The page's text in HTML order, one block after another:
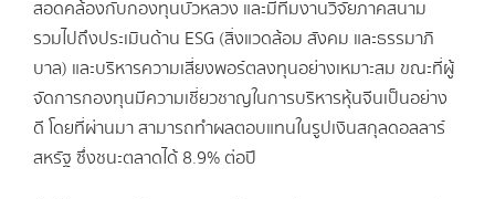
สอดคล้องกับกองทุนบัวหลวง และมีทีมงานวิจัยภาคสนาม
รวมไปถึงประเมินด้าน ESG (สิ่งแวดล้อม สังคม และธรรมาภิ
บาล) และบริหารความเสี่ยงพอร์ตลงทุนอย่างเหมาะสม ขณะที่ผู้
จัดการกองทุนมีความเชี่ยวชาญในการบริหารหุ้นจีนเป็นอย่าง
ดี โดยที่ผ่านมา สามารถทำผลตอบแทนในรูปเงินสกุลดอลลาร์
สหรัฐ ซึ่งชนะตลาดได้ 8.9% ต่อปี